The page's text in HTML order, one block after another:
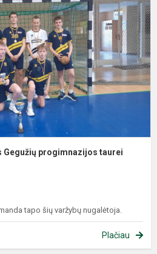
Gegužių progimnazijos taurei
tapo šių varžybų nugalėtoja.
Plačiau